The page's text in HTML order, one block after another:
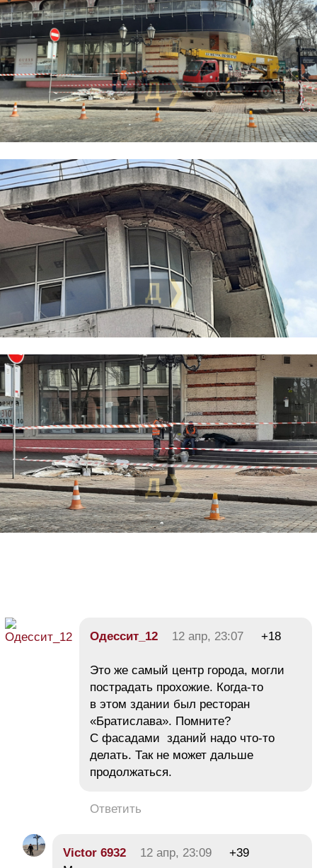
Одессит_12 12 апр, 23:07 +18
Это же самый центр города, могли
пострадать прохожие. Когда-то
в этом здании был ресторан
«Братислава». Помните?
С фасадами зданий надо что-то
делать. Так не может дальше
продолжаться.
Ответить
Victor 6932 12 апр, 23:09
+39